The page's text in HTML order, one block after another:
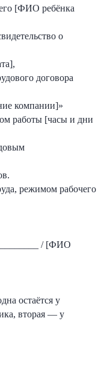
[ФИО ребёнка
о
договора
компании]»
работы [часы и дни
режимом рабочего
/ [ФИО
остаётся у
вторая — у